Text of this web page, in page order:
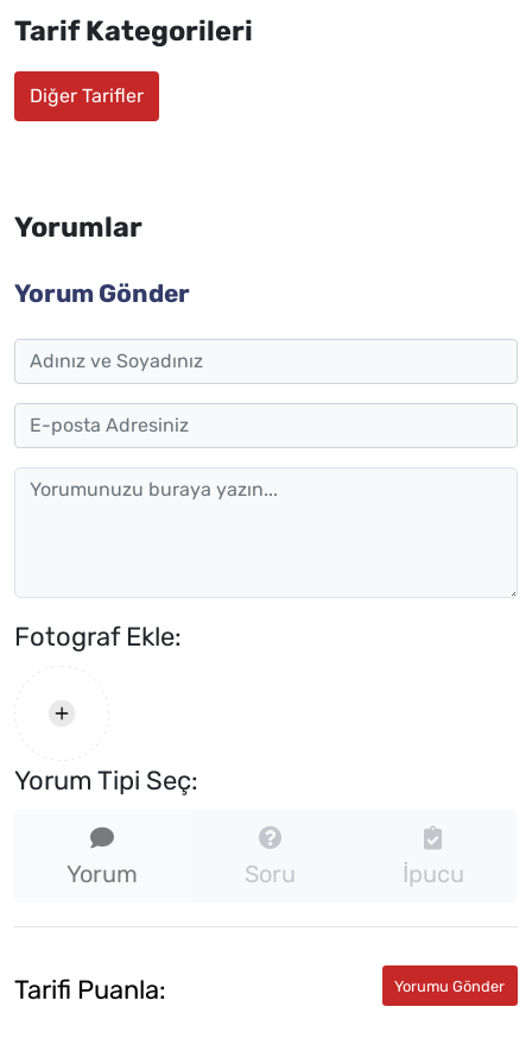
Tarif Kategorileri
Diğer Tarifler
Yorumlar
Yorum Gönder
Fotograf Ekle:
Yorum Tipi Seç:
Yorum Soru İpucu
Tarifi Puanla: